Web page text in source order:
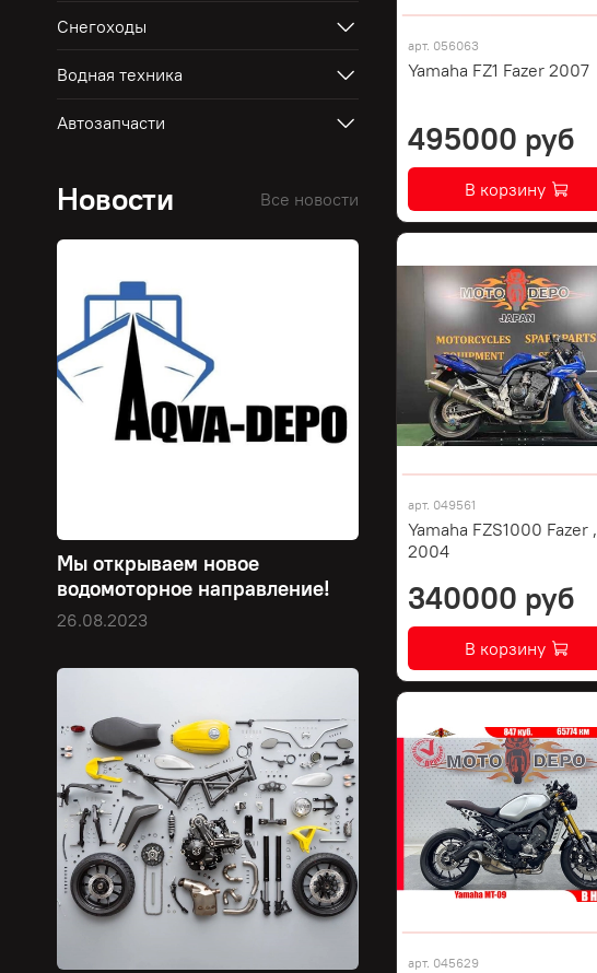
арт. 056063
Yamaha FZ1 Fazer 2007
495000 руб
В корзину
арт. 049561
Yamaha FZS1000 Fazer ,
2004
340000 руб
В корзину
арт. 045629
Снегоходы
Водная техника
Автозапчасти
Новости Все новости
Мы открываем новое
водомоторное направление!
26.08.2023